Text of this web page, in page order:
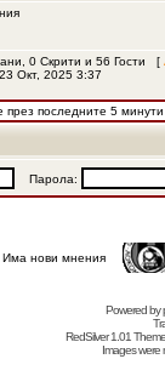
0 Скрити и 56 Гости [
Окт, 2025 3:37
през последните 5 минути
Парола:
Има нови мнения
Powered by
RedSilver 1.01
Images were